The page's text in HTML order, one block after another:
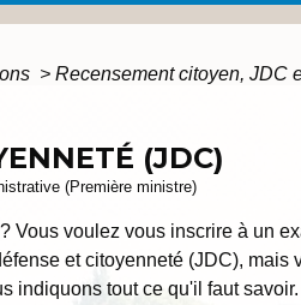
> Recensement citoyen, JDC
(JDC)
(Première ministre)
Vous voulez vous inscrire à un
et citoyenneté (JDC),
indiquons tout ce qu'il faut savoir.